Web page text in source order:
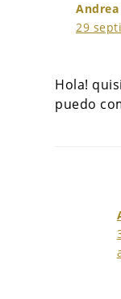
Andrea
29
Hola!
puedo